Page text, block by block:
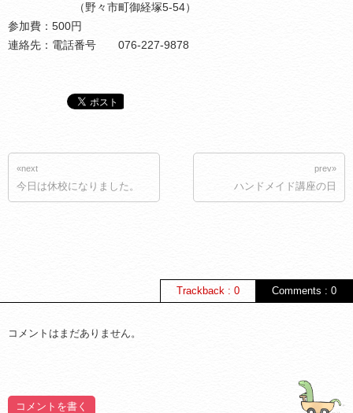
（野々市町御経塚5-54）
参加費：500円
連絡先：電話番号 076-227-9878
«next
今日は休校になりました。
prev»
ハンドメイド講座の日
Comments : 0
Trackback : 0
コメントはまだありません。
コメントを書く